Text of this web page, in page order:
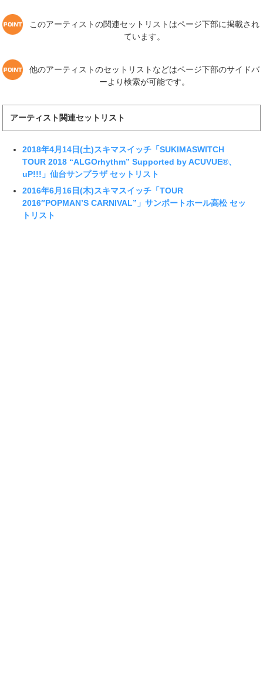
このアーティストの関連セットリストはページ下部に掲載され
ています。
他のアーティストのセットリストなどはページ下部のサイドバ
ーより検索が可能です。
アーティスト関連セットリスト
2018年4月14日(土)スキマスイッチ「SUKIMASWITCH
TOUR 2018 “ALGOrhythm” Supported by ACUVUE®、
uP!!!」仙台サンプラザ セットリスト
2016年6月16日(木)スキマスイッチ「TOUR
2016″POPMAN’S CARNIVAL”」サンポートホール高松 セッ
トリスト